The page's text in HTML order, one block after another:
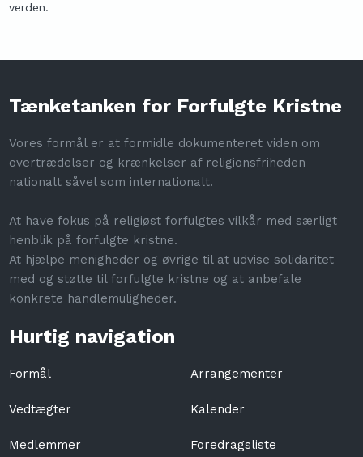
verden.
Tænketanken for Forfulgte Kristne
Vores formål er at formidle dokumenteret viden om
overtrædelser og krænkelser af religionsfriheden
nationalt såvel som internationalt.
​At have fokus på religiøst forfulgtes vilkår med særligt
henblik på forfulgte kristne.
At hjælpe menigheder og øvrige til at udvise solidaritet
med og støtte til forfulgte kristne og at anbefale
konkrete handlemuligheder.
Hurtig navigation
Formål
Vedtægter
​Medlemmer
Arrangementer​
​Kalender
Foredragsliste